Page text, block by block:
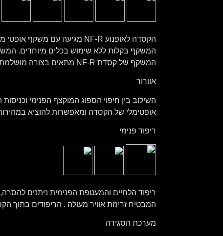
המשקף של קסדת NF-R מתאים בצורה מושלמת לרכיבת כביש ולמירוצים.
אוורור
השילוב בין חיפוי הספוג המוקצף הפנימי
אופטימלי של הקסדה ומאפשרות להוציא
ריפוד פנימי
המבטיח זרימת אוויר מעולה . הריפודים בתוך
מערכת הסגירה